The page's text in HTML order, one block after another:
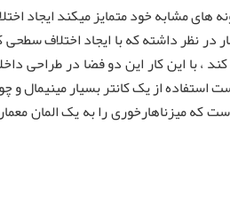
های مشابه خود متمایز میکند
نظر داشته که با ایجاد اختلاف
، با این کار این دو فضا در طراحی
از یک کانتر بسیار مینیمال
که میزناهارخوری را به یک المان